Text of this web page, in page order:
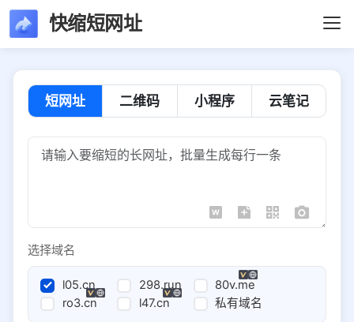
快缩短网址
短网址 二维码 小程序 云笔记
选择域名
l05.cn 298.run
80v.me
ro3.cn
l47.cn 私有域名